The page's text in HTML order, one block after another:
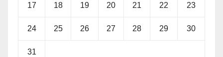
17 18 19 20 21 22 23
24 25 26 27 28 29 30
31